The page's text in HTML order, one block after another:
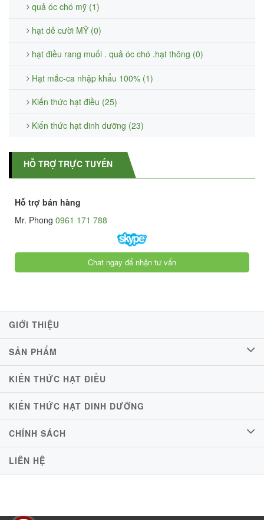
quả óc chó mỹ (1)
hạt dẻ cười MỸ (0)
hạt điều rang muối . quả óc chó .hạt thông (0)
Hạt mắc-ca nhập khẩu 100% (1)
Kiến thức hạt điều (25)
Kiến thức hạt dinh dưỡng (23)
HỖ TRỢ TRỰC TUYẾN
Hỗ trợ bán hàng
Mr. Phong 0961 171 788
Chat ngay để nhận tư vấn
GIỚI THIỆU
SẢN PHẨM
KIẾN THỨC HẠT ĐIỀU
KIẾN THỨC HẠT DINH DƯỠNG
CHÍNH SÁCH
LIÊN HỆ